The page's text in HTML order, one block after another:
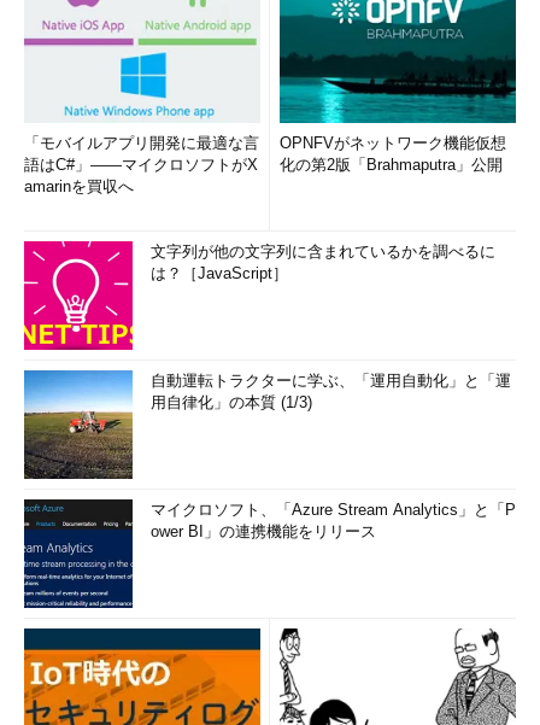
「モバイルアプリ開発に最適な言
語はC#」――マイクロソフトがX
amarinを買収へ
OPNFVがネットワーク機能仮想
化の第2版「Brahmaputra」公開
文字列が他の文字列に含まれているかを調べるに
は？［JavaScript］
自動運転トラクターに学ぶ、「運用自動化」と「運
用自律化」の本質 (1/3)
マイクロソフト、「Azure Stream Analytics」と「P
ower BI」の連携機能をリリース